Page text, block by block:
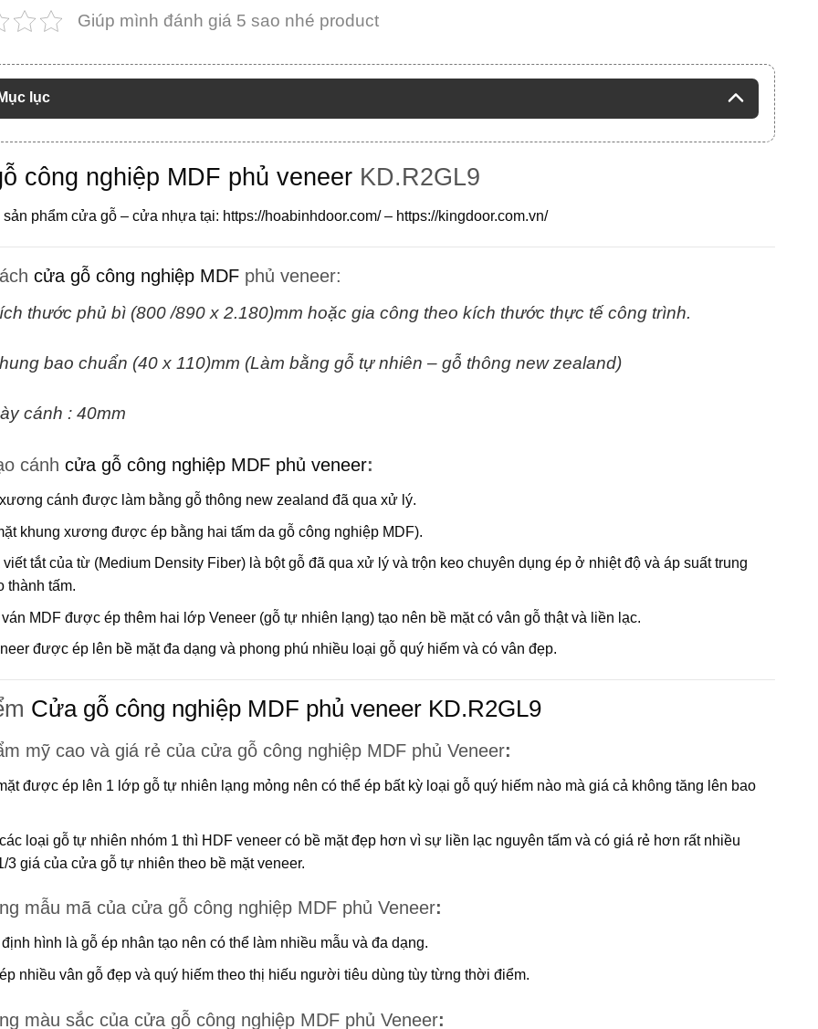
Giúp mình đánh giá 5 sao nhé product
Mục lục
công nghiệp MDF phủ veneerKD.R2GL9
sản phẩm cửa gỗ – cửa nhựa tại: https://hoabinhdoor.com/– https://kingdoor.com.vn/
cửa gỗ công nghiệp MDFphủ veneer:
thước phủ bì (800 /890 x 2.180)mm hoặc gia công theo kích thước thực tếcông trình.
bao chuẩn (40 x 110)mm (Làm bằng gỗ tự nhiên – gỗ thông new zealand)
cánh : 40mm
cánh cửa gỗ công nghiệp MDF phủ veneer:
cánh được làm bằng gỗ thông new zealand đã qua xử lý.
khung xương được ép bằng hai tấm da gỗ công nghiệp MDF).
viết tắt của từ (Medium Density Fiber) là bột gỗ đã qua xử lý và trộn keo chuyên dụng ép ở nhiệt độ và áp suất trung
thành tấm.
ván MDF được ép thêm hai lớp Veneer (gỗ tự nhiên lạng) tạo nên bề mặt có vân gỗ thật và liền lạc.
được ép lên bề mặt đa dạng và phong phú nhiều loại gỗ quý hiếm và có vân đẹp.
Cửa gỗ công nghiệp MDF phủ veneer KD.R2GL9
mỹ cao và giá rẻ của cửa gỗ công nghiệp MDF phủ Veneer:
được ép lên 1 lớp gỗ tự nhiên lạng mỏng nên có thể ép bất kỳ loại gỗ quý hiếm nào mà giá cả không tăng lên bao
loại gỗ tự nhiên nhóm 1 thì HDF veneer có bề mặt đẹp hơn vì sự liền lạc nguyên tấm và có giá rẻ hơn rất nhiều
3 giá của cửa gỗ tự nhiên theo bề mặt veneer.
mẫu mã của cửa gỗ công nghiệp MDF phủ Veneer:
định hình là gỗ ép nhân tạo nên có thể làm nhiều mẫu và đa dạng.
nhiều vân gỗ đẹp và quý hiếm theo thị hiếu người tiêu dùng tùy từng thời điểm.
màu sắc của cửa gỗ công nghiệp MDF phủ Veneer: